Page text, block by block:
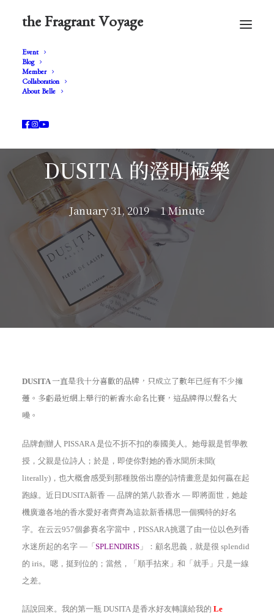
the Fragrant Voyage
Event
Blog
Member
Collaboration
About Belle
DUSITA 的澄明極樂
January 31, 2019 1 Minute
DUSITA一直是我十分喜歡的品牌，只成立了數年已經有不少擁
躉。多虧最近網上舉行的新香水命名比賽，這品牌得以聲名大
噪。
品牌創辦人 PISSARA 是位不折不扣的泰國美人。她母親是哲學教
授，父親是位詩人；於是，即使你對她的香水聞所未聞(
literally) ，也大概會感受到那種脫俗出塵的詩情畫意是如何贏在起
跑線。近日 DUSITA新香 — 品牌的第八款香水 — 即將面世，她趁
機廣邀各地的香水愛好者齊齊為這款新香構思一個獨特的好名
字。在云云957個參賽名字當中， PISSARA挑選了由一位以色列香
水迷所起的名字 —「 SPLENDIRIS 」：顧名思義，就是很 splendid
的 iris。嗯，挺到位的；當然，「順手拈來」和「就手」只是一線
之差。
話說回來。我的第一瓶 DUSITA 是香水好友轉讓給我的 Le